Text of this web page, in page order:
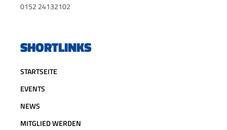
0152 24132102
SHORTLINKS
STARTSEITE
EVENTS
NEWS
MITGLIED WERDEN